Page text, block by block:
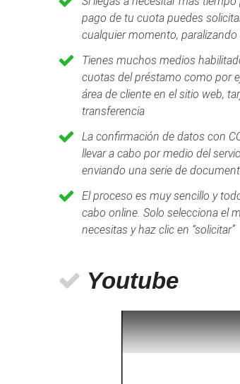
pago de tu cuota puedes
cualquier momento,
Tienes muchos medios
cuotas del préstamo como por
área de cliente en el sitio web,
transferencia
La confirmación de datos con
llevar a cabo por medio del
enviando una serie de
El proceso es muy sencillo y
cabo online. Solo selecciona el
necesitas y haz clic en “solicitar”
Youtube